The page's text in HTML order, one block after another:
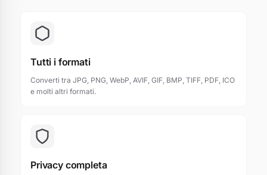
Tutti i formati
Converti tra JPG, PNG, WebP, AVIF, GIF, BMP, TIFF, PDF, ICO
e molti altri formati.
Privacy completa